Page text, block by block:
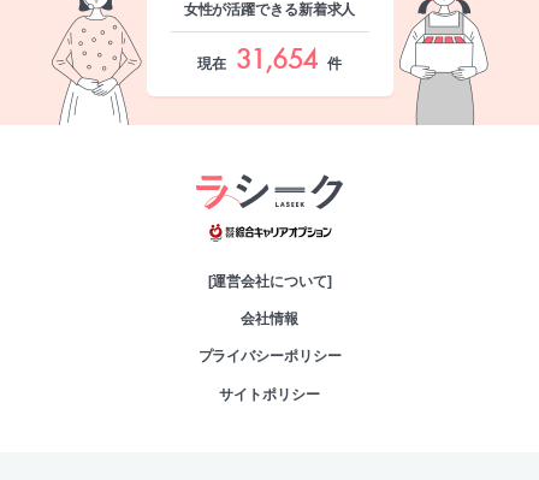
女性が活躍できる新着求人
現在 31,654 件
[運営会社について]
会社情報
プライバシーポリシー
サイトポリシー